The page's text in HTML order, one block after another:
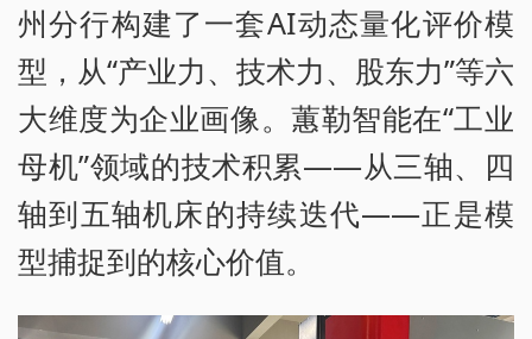
州分行构建了一套AI动态量化评价模
型，从“产业力、技术力、股东力”等六
大维度为企业画像。蕙勒智能在“工业
母机”领域的技术积累——从三轴、四
轴到五轴机床的持续迭代——正是模
型捕捉到的核心价值。